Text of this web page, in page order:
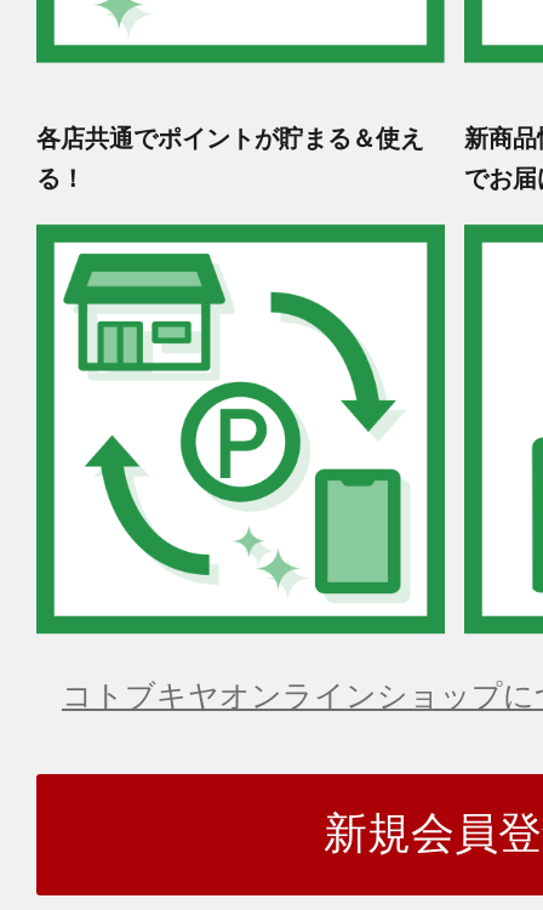
各店共通でポイントが貯まる＆使え
る！
新商
でお届
コトブキヤオンラインショップ